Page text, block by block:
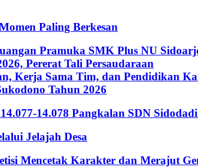
Paling Berkesan
Pramuka SMK Plus NU
Pererat Tali Persaudaraan
Kerja Sama Tim, dan Pendidikan
Tahun 2026
14.078 Pangkalan SDN
Jelajah Desa
Mencetak Karakter dan Merajut